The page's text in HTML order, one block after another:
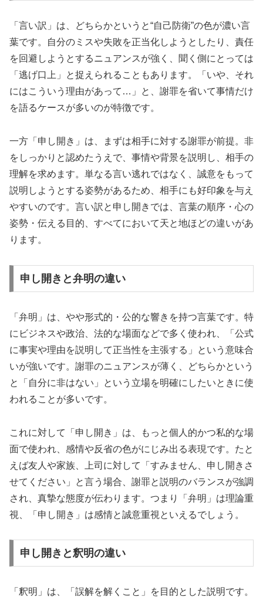
「言い訳」は、どちらかというと“自己防衛”の色が濃い言
葉です。自分のミスや失敗を正当化しようとしたり、責任
を回避しようとするニュアンスが強く、聞く側にとっては
「逃げ口上」と捉えられることもあります。「いや、それ
にはこういう理由があって…」と、謝罪を省いて事情だけ
を語るケースが多いのが特徴です。
一方「申し開き」は、まずは相手に対する謝罪が前提。非
をしっかりと認めたうえで、事情や背景を説明し、相手の
理解を求めます。単なる言い逃れではなく、誠意をもって
説明しようとする姿勢があるため、相手にも好印象を与え
やすいのです。言い訳と申し開きでは、言葉の順序・心の
姿勢・伝える目的、すべてにおいて天と地ほどの違いがあ
ります。
申し開きと弁明の違い
「弁明」は、やや形式的・公的な響きを持つ言葉です。特
にビジネスや政治、法的な場面などで多く使われ、「公式
に事実や理由を説明して正当性を主張する」という意味合
いが強いです。謝罪のニュアンスが薄く、どちらかという
と「自分に非はない」という立場を明確にしたいときに使
われることが多いです。
これに対して「申し開き」は、もっと個人的かつ私的な場
面で使われ、感情や反省の色がにじみ出る表現です。たと
えば友人や家族、上司に対して「すみません、申し開きさ
せてください」と言う場合、謝罪と説明のバランスが強調
され、真摯な態度が伝わります。つまり「弁明」は理論重
視、「申し開き」は感情と誠意重視といえるでしょう。
申し開きと釈明の違い
「釈明」は、「誤解を解くこと」を目的とした説明です。